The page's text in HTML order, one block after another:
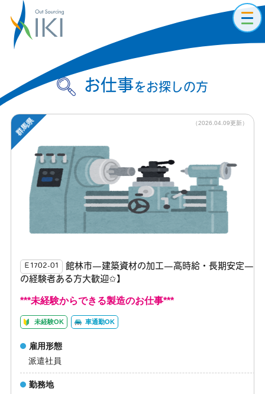
お仕事をお探しの方
Ｅ1702-01
館林市—建築資材の加工—高時給・長期安定—
の経験者ある方大歓迎✩】
***未経験からできる製造のお仕事***
未経験OK 車通勤OK
雇用形態
派遣社員
勤務地
（2026.04.09更新）
群馬県